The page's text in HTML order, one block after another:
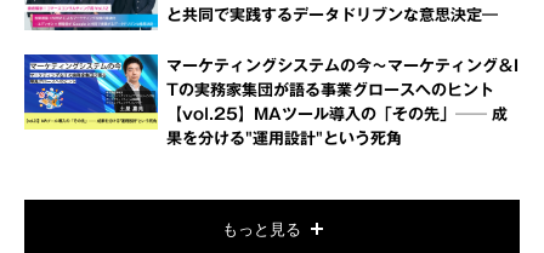
と共同で実践するデータドリブンな意思決定―
マーケティングシステムの今～マーケティング＆I
Tの実務家集団が語る事業グロースへのヒント
【vol.25】MAツール導入の「その先」── 成
果を分ける"運用設計"という死角
もっと見る